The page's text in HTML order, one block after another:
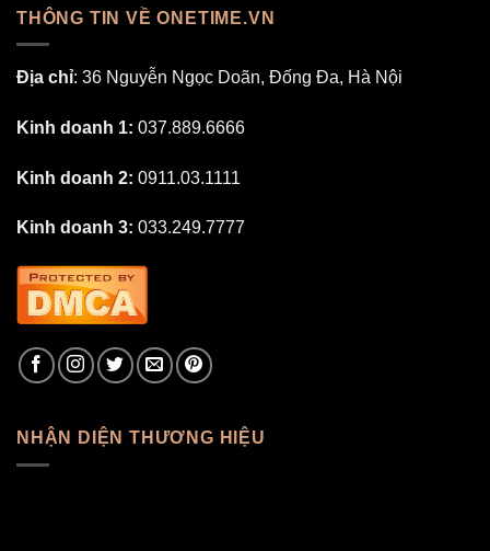
THÔNG TIN VỀ ONETIME.VN
Địa chỉ: 36 Nguyễn Ngọc Doãn, Đống Đa, Hà Nội
Kinh doanh 1: 037.889.6666
Kinh doanh 2: 0911.03.1111
Kinh doanh 3: 033.249.7777
NHẬN DIỆN THƯƠNG HIỆU